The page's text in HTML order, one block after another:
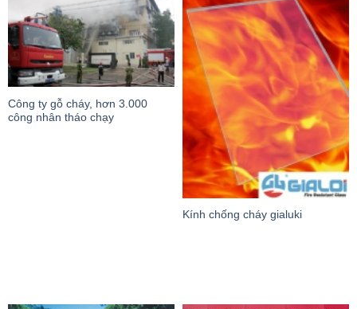
Công ty gỗ cháy, hơn 3.000
công nhân tháo chạy
Kính chống cháy gialuki